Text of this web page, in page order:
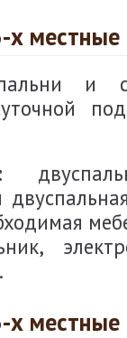
х местные
и
местные